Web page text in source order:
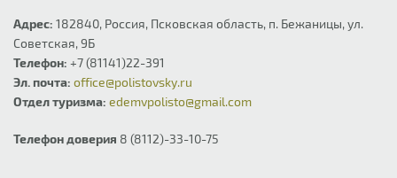
Адрес: 182840, Россия, Псковская область, п. Бежаницы, ул.
Советская, 9Б
Телефон: +7 (81141)22-391
Эл. почта: office@polistovsky.ru
Отдел туризма: edemvpolisto@gmail.com
Телефон доверия 8 (8112)-33-10-75